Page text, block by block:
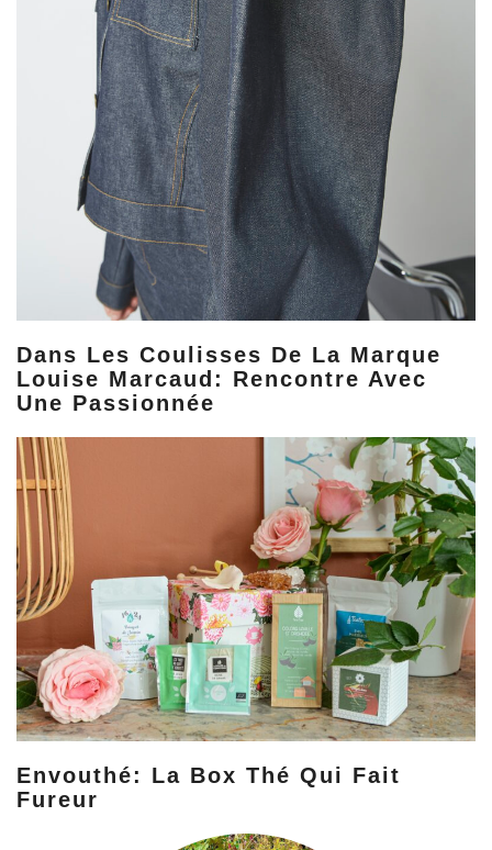
Dans Les Coulisses De La Marque
Louise Marcaud: Rencontre Avec
Une Passionnée
Envouthé: La Box Thé Qui Fait
Fureur